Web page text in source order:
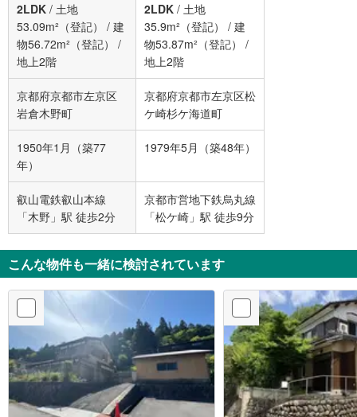
2LDK / 土地
53.09m²（登記）
/ 建
物56.72m²（登記）
/
地上2階
2LDK / 土地
35.9m²（登記）
/ 建
物53.87m²（登記）
/
地上2階
京都府京都市左京区
岩倉木野町
京都府京都市左京区松
ケ崎杉ケ海道町
1950年1月（築77
年）
1979年5月（築48年）
叡山電鉄叡山本線
「木野」駅 徒歩2分
京都市営地下鉄烏丸線
「松ケ崎」駅 徒歩9分
こんな物件も一緒に検討されています